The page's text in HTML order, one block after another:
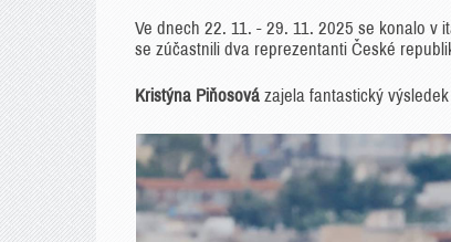
Ve dnech 22. 11. - 29. 11. 2025 se konalo v
se zúčastnili dva reprezentanti České
Kristýna Piňosová zajela fantastický